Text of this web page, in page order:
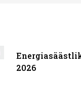
2026